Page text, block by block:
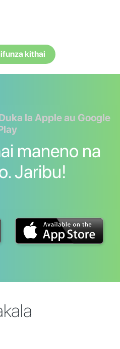
kithai
la Apple au Google
maneno na
Jaribu!